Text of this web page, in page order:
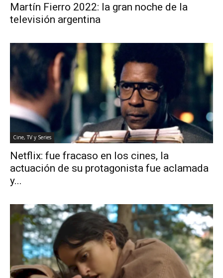
Martín Fierro 2022: la gran noche de la
televisión argentina
Cine, TV y Series
Netflix: fue fracaso en los cines, la
actuación de su protagonista fue aclamada
y...